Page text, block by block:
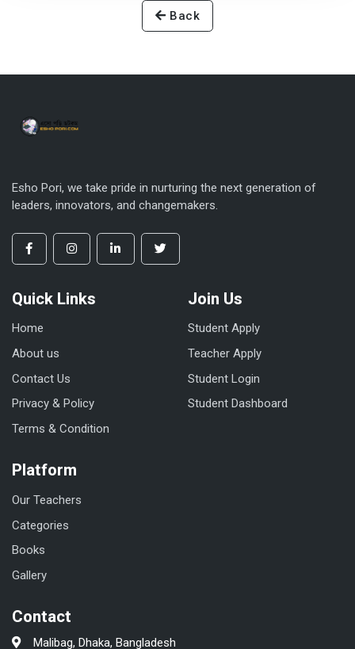
Back
Esho Pori, we take pride in nurturing the next generation of
leaders, innovators, and changemakers.
Quick Links
Home
About us
Contact Us
Privacy & Policy
Terms & Condition
Join Us
Student Apply
Teacher Apply
Student Login
Student Dashboard
Platform
Our Teachers
Categories
Books
Gallery
Contact
Malibag, Dhaka, Bangladesh